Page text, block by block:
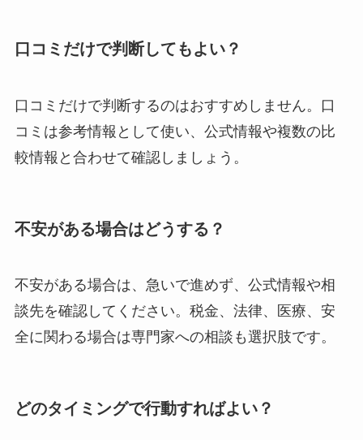
口コミだけで判断してもよい？
口コミだけで判断するのはおすすめしません。口
コミは参考情報として使い、公式情報や複数の比
較情報と合わせて確認しましょう。
不安がある場合はどうする？
不安がある場合は、急いで進めず、公式情報や相
談先を確認してください。税金、法律、医療、安
全に関わる場合は専門家への相談も選択肢です。
どのタイミングで行動すればよい？